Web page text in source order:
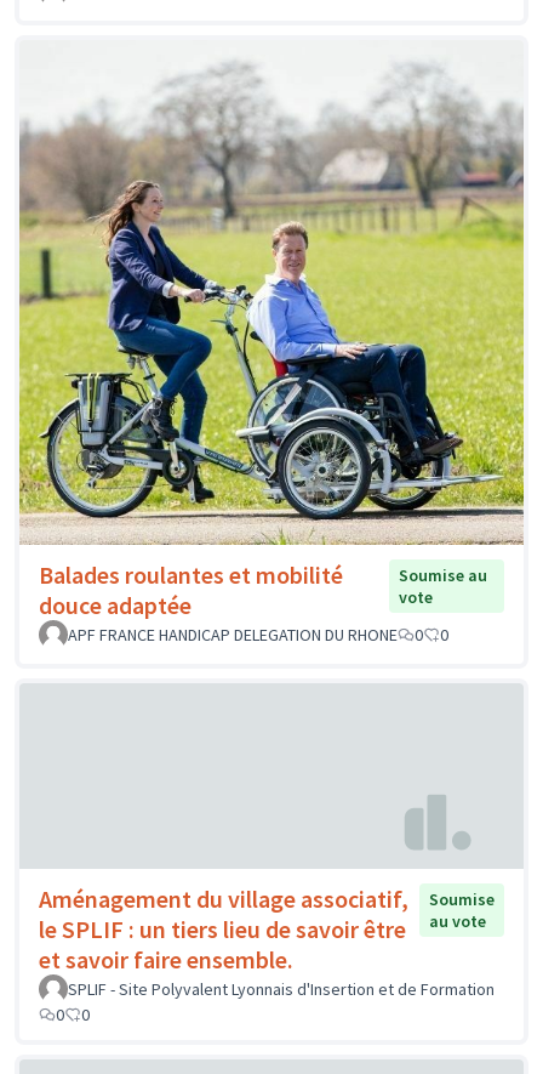
Balades roulantes et mobilité
douce adaptée
Soumise au
vote
APF FRANCE HANDICAP DELEGATION DU RHONE
0 0
Aménagement du village associatif,
le SPLIF : un tiers lieu de savoir être
et savoir faire ensemble.
Soumise
au vote
SPLIF - Site Polyvalent Lyonnais d'Insertion et de Formation
0
0